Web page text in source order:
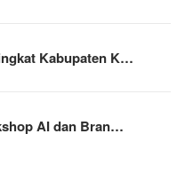
Kabupaten K…
AI dan Bran…